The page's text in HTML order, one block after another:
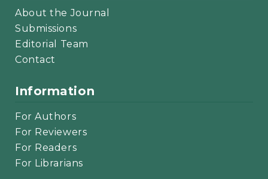
About the Journal
Submissions
Editorial Team
Contact
Information
For Authors
For Reviewers
For Readers
For Librarians